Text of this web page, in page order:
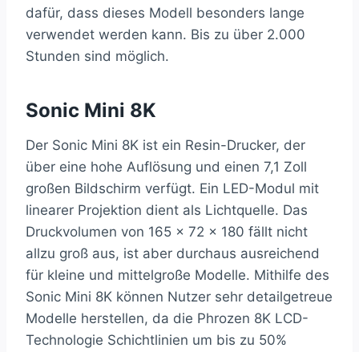
dafür, dass dieses Modell besonders lange
verwendet werden kann. Bis zu über 2.000
Stunden sind möglich.
Sonic Mini 8K
Der Sonic Mini 8K ist ein Resin-Drucker, der
über eine hohe Auflösung und einen 7,1 Zoll
großen Bildschirm verfügt. Ein LED-Modul mit
linearer Projektion dient als Lichtquelle. Das
Druckvolumen von 165 x 72 x 180 fällt nicht
allzu groß aus, ist aber durchaus ausreichend
für kleine und mittelgroße Modelle. Mithilfe des
Sonic Mini 8K können Nutzer sehr detailgetreue
Modelle herstellen, da die Phrozen 8K LCD-
Technologie Schichtlinien um bis zu 50%